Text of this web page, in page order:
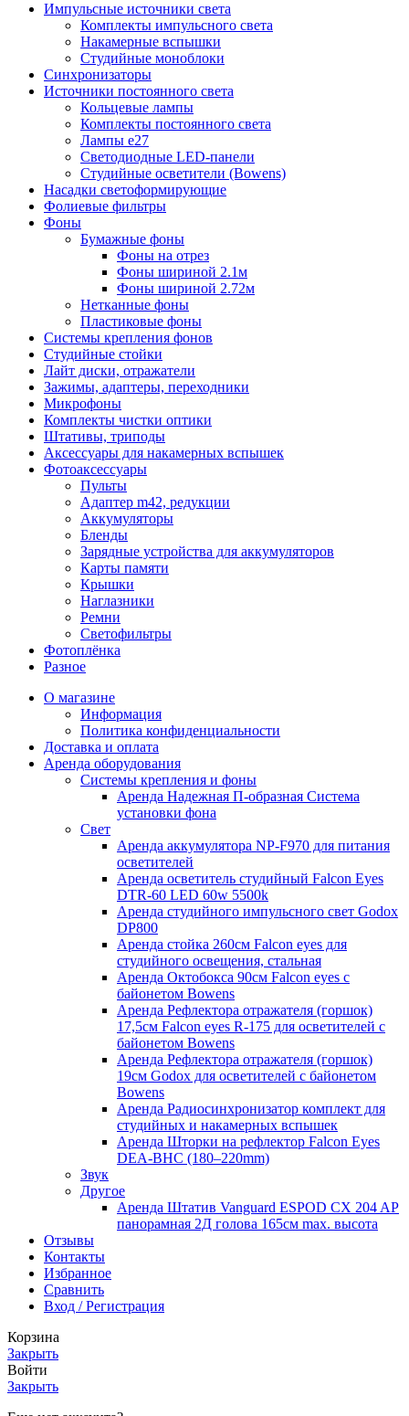
Импульсные источники света
Комплекты импульсного света
Накамерные вспышки
Студийные моноблоки
Синхронизаторы
Источники постоянного света
Кольцевые лампы
Комплекты постоянного света
Лампы e27
Светодиодные LED-панели
Студийные осветители (Bowens)
Насадки светоформирующие
Фолиевые фильтры
Фоны
Бумажные фоны
Фоны на отрез
Фоны шириной 2.1м
Фоны шириной 2.72м
Нетканные фоны
Пластиковые фоны
Системы крепления фонов
Студийные стойки
Лайт диски, отражатели
Зажимы, адаптеры, переходники
Микрофоны
Комплекты чистки оптики
Штативы, триподы
Аксессуары для накамерных вспышек
Фотоаксессуары
Пульты
Адаптер m42, редукции
Аккумуляторы
Бленды
Зарядные устройства для аккумуляторов
Карты памяти
Крышки
Наглазники
Ремни
Светофильтры
Фотоплёнка
Разное
О магазине
Информация
Политика конфиденциальности
Доставка и оплата
Аренда оборудования
Системы крепления и фоны
Аренда Надежная П-образная Система
установки фона
Свет
Аренда аккумулятора NP-F970 для питания
осветителей
Аренда осветитель студийный Falcon Eyes
DTR-60 LED 60w 5500k
Аренда студийного импульсного свет Godox
DP800
Аренда стойка 260см Falcon eyes для
студийного освещения, стальная
Аренда Октобокса 90см Falcon eyes с
байонетом Bowens
Аренда Рефлектора отражателя (горшок)
17,5см Falcon eyes R-175 для осветителей с
байонетом Bowens
Аренда Рефлектора отражателя (горшок)
19см Godox для осветителей с байонетом
Bowens
Аренда Радиосинхронизатор комплект для
студийных и накамерных вспышек
Аренда Шторки на рефлектор Falcon Eyes
DEA-BHC (180–220mm)
Звук
Другое
Аренда Штатив Vanguard ESPOD CX 204 AP
панорамная 2Д голова 165см max. высота
Отзывы
Контакты
Избранное
Сравнить
Вход / Регистрация
Корзина
Закрыть
Войти
Закрыть